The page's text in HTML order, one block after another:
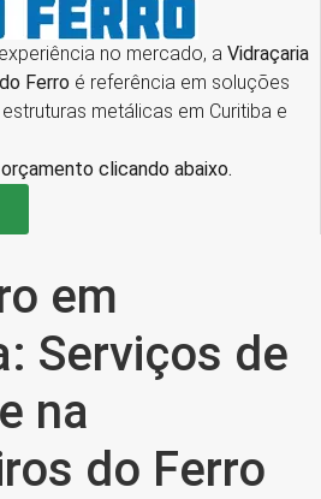
no mercado, a Vidraçaria
Ferro é referência em soluções
metálicas em Curitiba e
clicando abaixo.
em
Serviços de
na
do Ferro